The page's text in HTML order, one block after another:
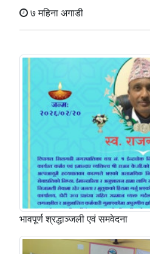
७ महिना अगाडी
भावपूर्ण श्रद्धाञ्जली एवं समवेदना